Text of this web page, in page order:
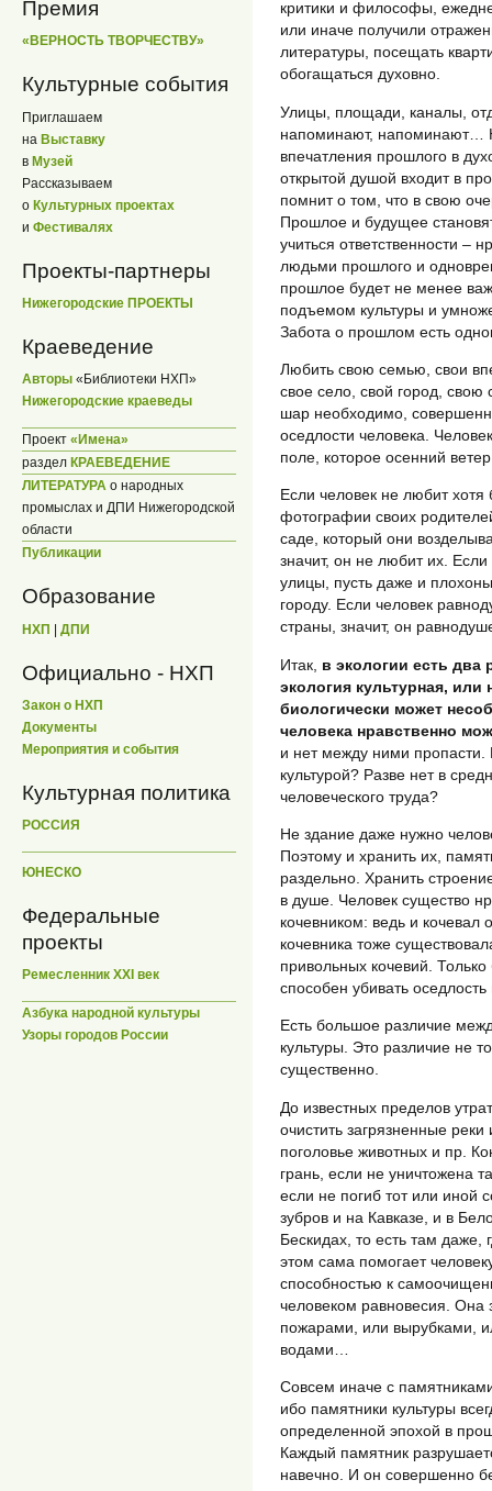
Премия
«ВЕРНОСТЬ ТВОРЧЕСТВУ»
Культурные события
Приглашаем
на Выставку
в Музей
Рассказываем
о Культурных проектах
и Фестивалях
Проекты-партнеры
Нижегородские ПРОЕКТЫ
Краеведение
Авторы «Библиотеки НХП»
Нижегородские краеведы
Проект «Имена»
раздел КРАЕВЕДЕНИЕ
ЛИТЕРАТУРА о народных
промыслах и ДПИ Нижегородской
области
Публикации
Образование
НХП | ДПИ
Официально - НХП
Закон о НХП
Документы
Мероприятия и события
Культурная политика
РОССИЯ
ЮНЕСКО
Федеральные
проекты
Ремесленник XXI век
Азбука народной культуры
Узоры городов России
критики и философы,
или иначе получили
литературы, посещать
обогащаться духовно.
Улицы, площади, каналы,
напоминают, напоминают…
впечатления прошлого в
открытой душой входит в
помнит о том, что в свою
Прошлое и будущее
учиться ответственности –
людьми прошлого и
прошлое будет не менее
подъемом культуры и
Забота о прошлом есть
Любить свою семью, свои
свое село, свой город, свою
шар необходимо,
оседлости человека.
поле, которое осенний
Если человек не любит
фотографии своих
саде, который они
значит, он не любит их.
улицы, пусть даже и
городу. Если человек
страны, значит, он
Итак, в экологии есть два
экология культурная, или
биологически может
человека нравственно
и нет между ними пропасти.
культурой? Разве нет в
человеческого труда?
Не здание даже нужно
Поэтому и хранить их,
раздельно. Хранить
в душе. Человек существо
кочевником: ведь и
кочевника тоже
привольных кочевий.
способен убивать оседлость
Есть большое различие
культуры. Это различие не
существенно.
До известных пределов
очистить загрязненные
поголовье животных и пр.
грань, если не уничтожена
если не погиб тот или иной
зубров и на Кавказе, и в
Бескидах, то есть там
этом сама помогает
способностью к
человеком равновесия. Она
пожарами, или вырубками,
водами…
Совсем иначе с
ибо памятники культуры
определенной эпохой в
Каждый памятник
навечно. И он совершенно